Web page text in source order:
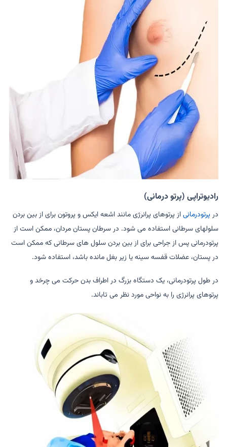
رادیوتراپی (پرتو درمانی)
درپرتودرمانیاز پرتوهای پرانرژی مانند اشعه ایکس و پروتون برای از بین بردن
سلولهای سرطانی استفاده می شود. در سرطان پستان مردان، ممکن است از
پرتودرمانی پس از جراحی برای از بین بردن سلول های سرطانی که ممکن است
در پستان، عضلات قفسه سینه یا زیر بغل مانده باشد، استفاده شود.
در طول پرتودرمانی، یک دستگاه بزرگ در اطراف بدن حرکت می چرخد و
پرتوهای پرانرژی را به نواحی مورد نظر می تاباند.